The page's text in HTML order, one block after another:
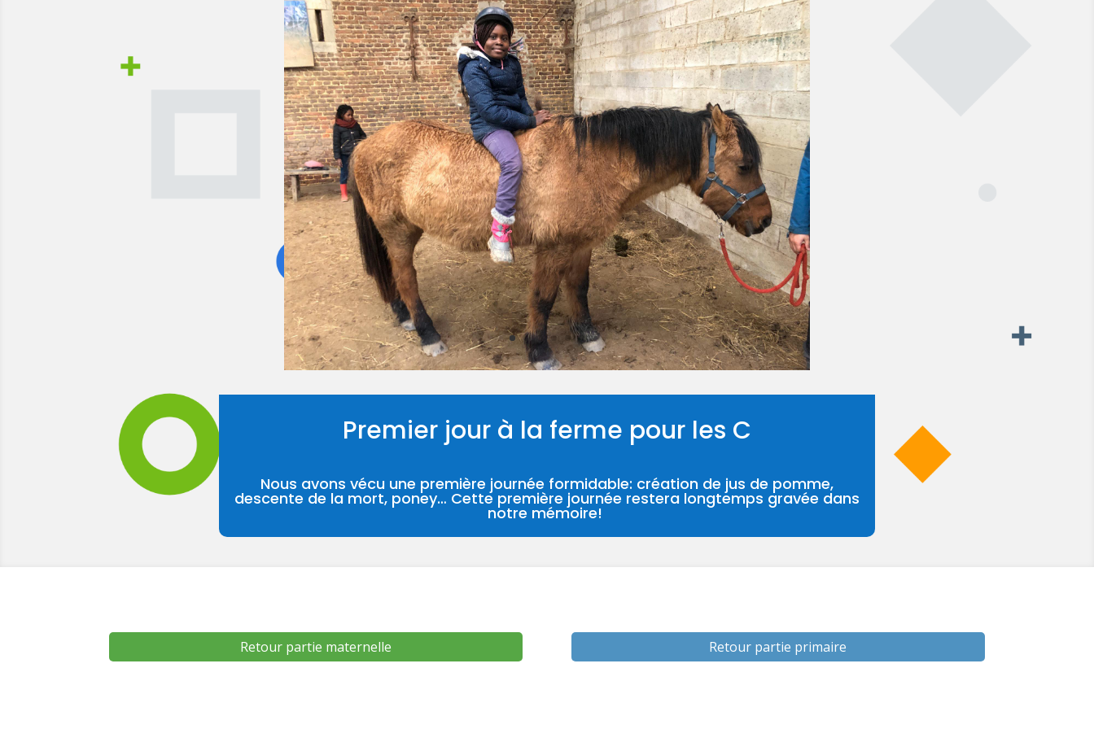
Premier jour à la ferme pour les C
Nous avons vécu une première journée formidable: création de jus de pomme,
descente de la mort, poney… Cette première journée restera longtemps gravée dans
notre mémoire!
Retour partie maternelle Retour partie primaire